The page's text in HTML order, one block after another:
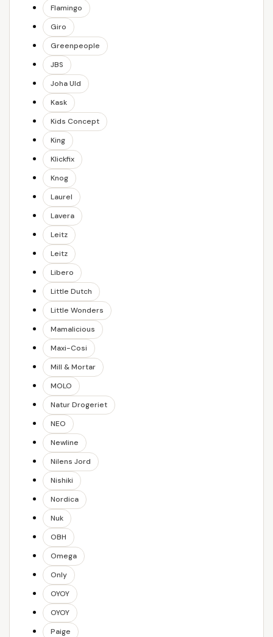
Flamingo
Giro
Greenpeople
JBS
Joha Uld
Kask
Kids Concept
King
Klickfix
Knog
Laurel
Lavera
Leitz
Leitz
Libero
Little Dutch
Little Wonders
Mamalicious
Maxi-Cosi
Mill & Mortar
MOLO
Natur Drogeriet
NEO
Newline
Nilens Jord
Nishiki
Nordica
Nuk
OBH
Omega
Only
OYOY
OYOY
Paige